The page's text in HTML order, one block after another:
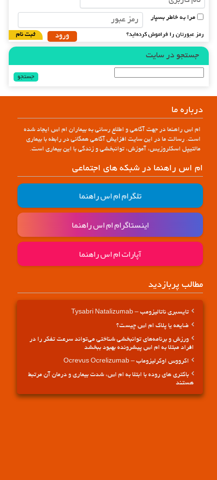
مرا به خاطر بسپار
رمز عبورتان را فراموش کرده‌اید؟ ثبت نام
جستجو در سایت
جستجو
برای:
درباره ما
ام اس راهنما در جهت آگاهی و اطلاع رسانی به بیماران ام اس ایجاد شده
است. رسالت ما در این سایت افزایش آگاهی همگانی در رابطه با بیماری
مالتیپل اسکلروزیس، آموزش، توانبخشی و زندگی با این بیماری است.
ام اس راهنما در شبکه های اجتماعی
تلگرام ام اس راهنما
اینستاگرام ام اس راهنما
آپارات ام اس راهنما
مطالب پربازدید
تایسبری ناتالیزومب – Tysabri Natalizumab
ضایعه یا پلاک ام اس چیست؟
ورزش و برنامه‌های توانبخشی شناختی می‌تواند سرعت تفکر را در
افراد مبتلا به ام اس پیشرونده بهبود ببخشد
اکرووس اوکرلیزوماب – Ocrevus Ocrelizumab
باکتری های روده با ابتلا به ام اس، شدت بیماری و درمان آن مرتبط
هستند